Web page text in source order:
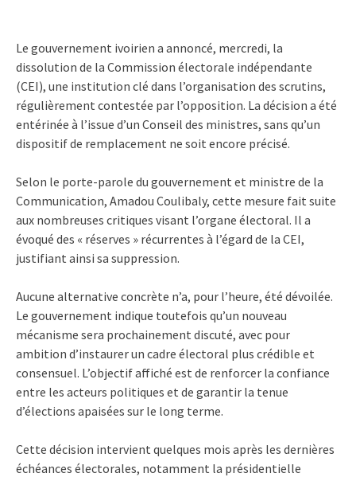
Le gouvernement ivoirien a annoncé, mercredi, la
dissolution de la Commission électorale indépendante
(CEI), une institution clé dans l’organisation des scrutins,
régulièrement contestée par l’opposition. La décision a été
entérinée à l’issue d’un Conseil des ministres, sans qu’un
dispositif de remplacement ne soit encore précisé.
Selon le porte-parole du gouvernement et ministre de la
Communication, Amadou Coulibaly, cette mesure fait suite
aux nombreuses critiques visant l’organe électoral. Il a
évoqué des « réserves » récurrentes à l’égard de la CEI,
justifiant ainsi sa suppression.
Aucune alternative concrète n’a, pour l’heure, été dévoilée.
Le gouvernement indique toutefois qu’un nouveau
mécanisme sera prochainement discuté, avec pour
ambition d’instaurer un cadre électoral plus crédible et
consensuel. L’objectif affiché est de renforcer la confiance
entre les acteurs politiques et de garantir la tenue
d’élections apaisées sur le long terme.
Cette décision intervient quelques mois après les dernières
échéances électorales, notamment la présidentielle